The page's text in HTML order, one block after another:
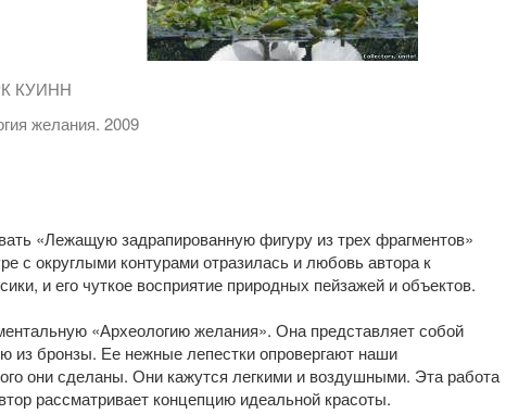
2009
«Лежащую задрапированную фигуру из трех фрагментов»
с округлыми контурами отразилась и любовь автора к
и его чуткое восприятие природных пейзажей и объектов.
«Археологию желания». Она представляет собой
из бронзы. Ее нежные лепестки опровергают наши
они сделаны. Они кажутся легкими и воздушными. Эта работа
рассматривает концепцию идеальной красоты.